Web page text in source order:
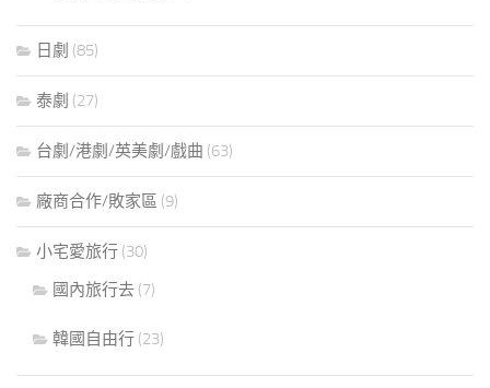
日劇 (85)
泰劇 (27)
台劇/港劇/英美劇/戲曲 (63)
廠商合作/敗家區 (9)
小宅愛旅行 (30)
國內旅行去 (7)
韓國自由行 (23)